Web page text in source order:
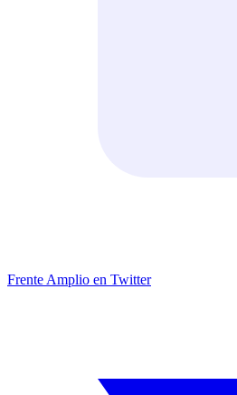
Frente Amplio en Twitter